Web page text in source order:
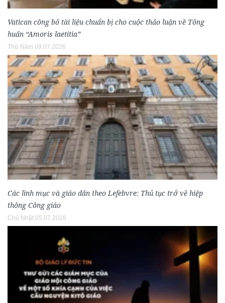
Vatican công bố tài liệu chuẩn bị cho cuộc thảo luận về Tông
huấn “Amoris laetitia”
Thứ Năm 09.07.2026
Các linh mục và giáo dân theo Lefebvre: Thủ tục trở về hiệp
thông Công giáo
Chủ Nhật 05.07.2026